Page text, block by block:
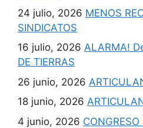
24 julio, 2026 MENOS
SINDICATOS
16 julio, 2026 ALARMA!
DE TIERRAS
26 junio, 2026
18 junio, 2026
4 junio, 2026